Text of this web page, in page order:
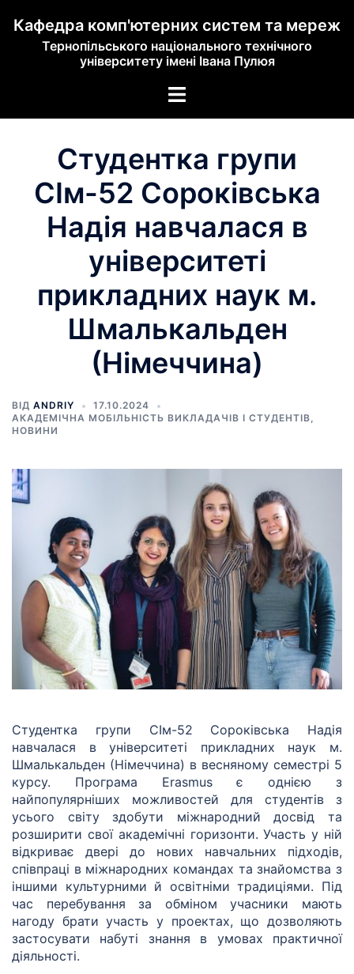
Кафедра комп'ютерних систем та мереж
Тернопільського національного технічного
університету імені Івана Пулюя
Студентка групи
СІм-52 Сороківська
Надія навчалася в
університеті
прикладних наук м.
Шмалькальден
(Німеччина)
ВІД ANDRIY
17.10.2024
АКАДЕМІЧНА МОБІЛЬНІСТЬ ВИКЛАДАЧІВ І СТУДЕНТІВ,
НОВИНИ
Студентка групи СІм-52 Сороківська Надія
навчалася в університеті прикладних наук м.
Шмалькальден (Німеччина) в весняному семестрі 5
курсу. Програма Erasmus є однією з
найпопулярніших можливостей для студентів з
усього світу здобути міжнародний досвід та
розширити свої академічні горизонти. Участь у ній
відкриває двері до нових навчальних підходів,
співпраці в міжнародних командах та знайомства з
іншими культурними й освітніми традиціями. Під
час перебування за обміном учасники мають
нагоду брати участь у проектах, що дозволяють
застосувати набуті знання в умовах практичної
діяльності.